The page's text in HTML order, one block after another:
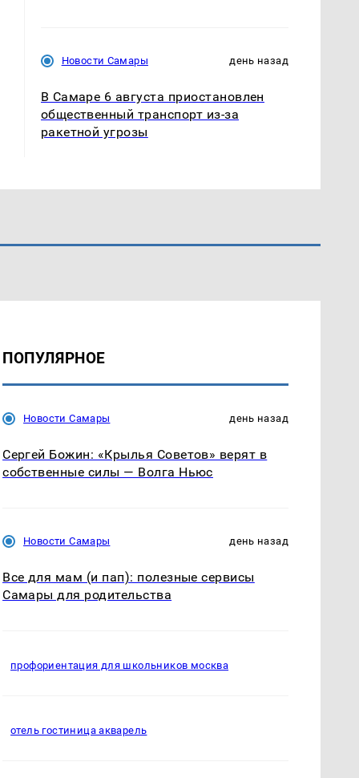
Новости Самары день назад
В Самаре 6 августа приостановлен
общественный транспорт из-за
ракетной угрозы
ПОПУЛЯРНОЕ
Новости Самары день назад
Сергей Божин: «Крылья Советов» верят в
собственные силы — Волга Ньюс
Новости Самары день назад
Все для мам (и пап): полезные сервисы
Самары для родительства
профориентация для школьников москва
отель гостиница акварель